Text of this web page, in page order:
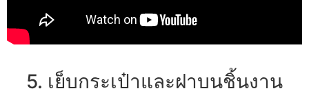
5. เย็บกระเป๋าและฝาบนชิ้นงาน